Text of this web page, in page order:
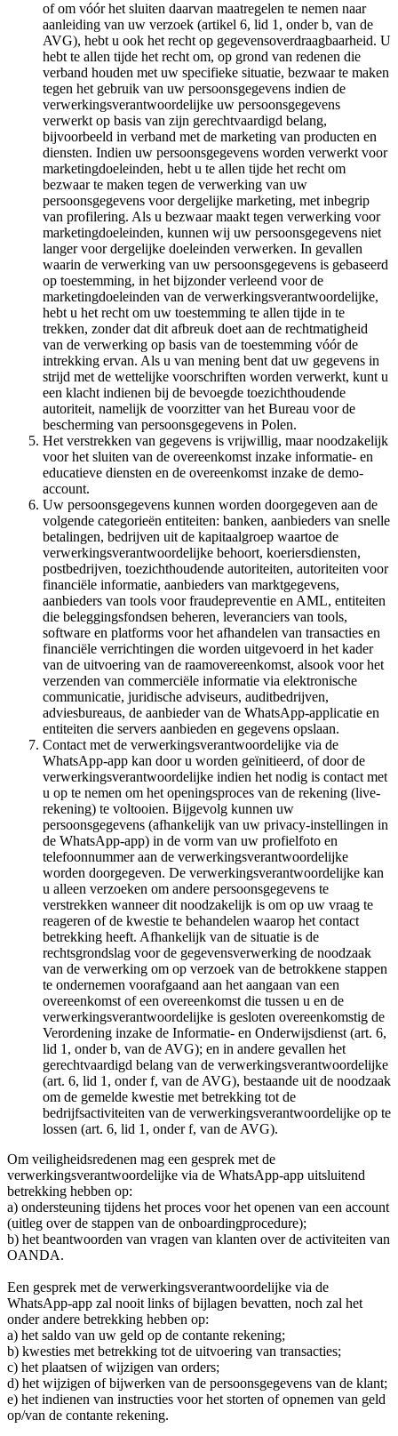
of om vóór het sluiten daarvan maatregelen te nemen naar
aanleiding van uw verzoek (artikel 6, lid 1, onder b, van de
AVG), hebt u ook het recht op gegevensoverdraagbaarheid. U
hebt te allen tijde het recht om, op grond van redenen die
verband houden met uw specifieke situatie, bezwaar te maken
tegen het gebruik van uw persoonsgegevens indien de
verwerkingsverantwoordelijke uw persoonsgegevens
verwerkt op basis van zijn gerechtvaardigd belang,
bijvoorbeeld in verband met de marketing van producten en
diensten. Indien uw persoonsgegevens worden verwerkt voor
marketingdoeleinden, hebt u te allen tijde het recht om
bezwaar te maken tegen de verwerking van uw
persoonsgegevens voor dergelijke marketing, met inbegrip
van profilering. Als u bezwaar maakt tegen verwerking voor
marketingdoeleinden, kunnen wij uw persoonsgegevens niet
langer voor dergelijke doeleinden verwerken. In gevallen
waarin de verwerking van uw persoonsgegevens is gebaseerd
op toestemming, in het bijzonder verleend voor de
marketingdoeleinden van de verwerkingsverantwoordelijke,
hebt u het recht om uw toestemming te allen tijde in te
trekken, zonder dat dit afbreuk doet aan de rechtmatigheid
van de verwerking op basis van de toestemming vóór de
intrekking ervan. Als u van mening bent dat uw gegevens in
strijd met de wettelijke voorschriften worden verwerkt, kunt u
een klacht indienen bij de bevoegde toezichthoudende
autoriteit, namelijk de voorzitter van het Bureau voor de
bescherming van persoonsgegevens in Polen.
Het verstrekken van gegevens is vrijwillig, maar noodzakelijk
voor het sluiten van de overeenkomst inzake informatie- en
educatieve diensten en de overeenkomst inzake de demo-
account.
Uw persoonsgegevens kunnen worden doorgegeven aan de
volgende categorieën entiteiten: banken, aanbieders van snelle
betalingen, bedrijven uit de kapitaalgroep waartoe de
verwerkingsverantwoordelijke behoort, koeriersdiensten,
postbedrijven, toezichthoudende autoriteiten, autoriteiten voor
financiële informatie, aanbieders van marktgegevens,
aanbieders van tools voor fraudepreventie en AML, entiteiten
die beleggingsfondsen beheren, leveranciers van tools,
software en platforms voor het afhandelen van transacties en
financiële verrichtingen die worden uitgevoerd in het kader
van de uitvoering van de raamovereenkomst, alsook voor het
verzenden van commerciële informatie via elektronische
communicatie, juridische adviseurs, auditbedrijven,
adviesbureaus, de aanbieder van de WhatsApp-applicatie en
entiteiten die servers aanbieden en gegevens opslaan.
Contact met de verwerkingsverantwoordelijke via de
WhatsApp-app kan door u worden geïnitieerd, of door de
verwerkingsverantwoordelijke indien het nodig is contact met
u op te nemen om het openingsproces van de rekening (live-
rekening) te voltooien. Bijgevolg kunnen uw
persoonsgegevens (afhankelijk van uw privacy-instellingen in
de WhatsApp-app) in de vorm van uw profielfoto en
telefoonnummer aan de verwerkingsverantwoordelijke
worden doorgegeven. De verwerkingsverantwoordelijke kan
u alleen verzoeken om andere persoonsgegevens te
verstrekken wanneer dit noodzakelijk is om op uw vraag te
reageren of de kwestie te behandelen waarop het contact
betrekking heeft. Afhankelijk van de situatie is de
rechtsgrondslag voor de gegevensverwerking de noodzaak
van de verwerking om op verzoek van de betrokkene stappen
te ondernemen voorafgaand aan het aangaan van een
overeenkomst of een overeenkomst die tussen u en de
verwerkingsverantwoordelijke is gesloten overeenkomstig de
Verordening inzake de Informatie- en Onderwijsdienst (art. 6,
lid 1, onder b, van de AVG); en in andere gevallen het
gerechtvaardigd belang van de verwerkingsverantwoordelijke
(art. 6, lid 1, onder f, van de AVG), bestaande uit de noodzaak
om de gemelde kwestie met betrekking tot de
bedrijfsactiviteiten van de verwerkingsverantwoordelijke op te
lossen (art. 6, lid 1, onder f, van de AVG).
Om veiligheidsredenen mag een gesprek met de
verwerkingsverantwoordelijke via de WhatsApp-app uitsluitend
betrekking hebben op:
a) ondersteuning tijdens het proces voor het openen van een account
(uitleg over de stappen van de onboardingprocedure);
b) het beantwoorden van vragen van klanten over de activiteiten van
OANDA.
Een gesprek met de verwerkingsverantwoordelijke via de
WhatsApp-app zal nooit links of bijlagen bevatten, noch zal het
onder andere betrekking hebben op:
a) het saldo van uw geld op de contante rekening;
b) kwesties met betrekking tot de uitvoering van transacties;
c) het plaatsen of wijzigen van orders;
d) het wijzigen of bijwerken van de persoonsgegevens van de klant;
e) het indienen van instructies voor het storten of opnemen van geld
op/van de contante rekening.